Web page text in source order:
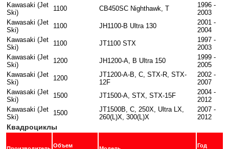
Kawasaki (Jet
Ski)
1100 CB450SC Nighthawk, T
1996 -
2003
Kawasaki (Jet
Ski)
1100 JH1100-B Ultra 130
2001 -
2004
Kawasaki (Jet
Ski)
1100 JT1100 STX
1997 -
2003
Kawasaki (Jet
Ski)
1200 JH1200-A, B Ultra 150
1999 -
2005
Kawasaki (Jet
Ski)
1200
JT1200-A-B, C, STX-R, STX-
12F
2002 -
2007
Kawasaki (Jet
Ski)
1500 JT1500-A, STX, STX-15F
2004 -
2012
Kawasaki (Jet
Ski)
1500
JT1500B, C, 250X, Ultra LX,
260(L)X, 300(L)X
2007 -
2012
Квадроциклы
Объем
Год